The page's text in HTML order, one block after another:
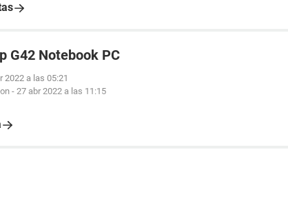
G42 Notebook PC
2022 a las 05:21
- 27 abr 2022 a las 11:15